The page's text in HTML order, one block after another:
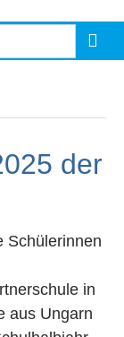
der
Schülerinnen
in
aus Ungarn